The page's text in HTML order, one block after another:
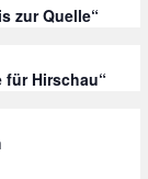
zur Quelle“
für Hirschau“